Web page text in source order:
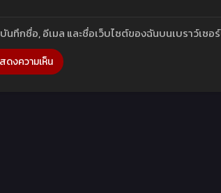
บันทึกชื่อ, อีเมล และชื่อเว็บไซต์ของฉันบนเบราว์เซ